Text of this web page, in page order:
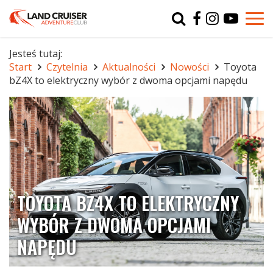
Jesteś tutaj:
Start
Czytelnia Aktualności Nowości
Toyota
bZ4X to elektryczny wybór z dwoma opcjami napędu
TOYOTA BZ4X TO ELEKTRYCZNY
WYBÓR Z DWOMA OPCJAMI
NAPĘDU